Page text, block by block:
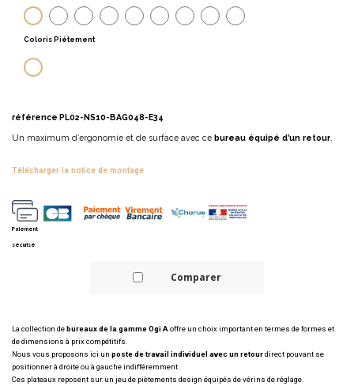
Anthracite
Blanc Chêne Canadien
Hêtre Noyer Wenge Aluminium satiné
Bouleau clair
Cacao
Coloris Piétement
Blanc 9010
référence PL02-NS10-BAG048-E34
Un maximum d’ergonomie et de surface avec ce bureau équipé d’un retour
télécharger la notice de montage
Paiement
sécurisé
Comparer
La collection debureaux de la gamme Ogi A offre un choix important en termes de formes et
de dimensions à prix compétitifs.
Nous vous proposons ici un poste de travail individuel avec un retourdirect pouvant se
positionner à droite ou à gauche indifféremment.
Ces plateaux reposent sur un jeu de piètements design équipés de vérins de réglage.